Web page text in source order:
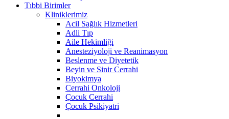
Tıbbi Birimler
Kliniklerimiz
Acil Sağlık Hizmetleri
Adli Tıp
Aile Hekimliği
Anesteziyoloji ve Reanimasyon
Beslenme ve Diyetetik
Beyin ve Sinir Cerrahi
Biyokimya
Cerrahi Onkoloji
Çocuk Cerrahi
Çocuk Psikiyatri